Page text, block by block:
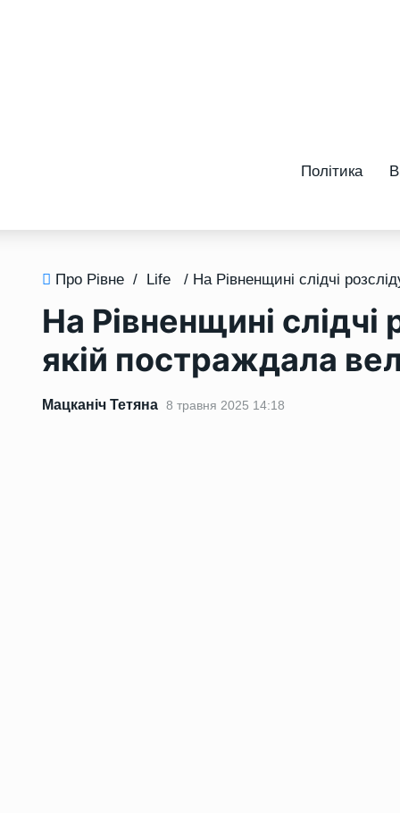
Політика
Про Рівне / Life
На Рівненщині
якій постраждала
Мацканіч Тетяна 8 травня 2025 14:18